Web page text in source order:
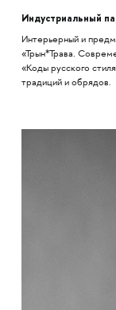
Индустриальный
Интерьерный и
«Трын*Трава.
«Коды русского
традиций и обрядов.